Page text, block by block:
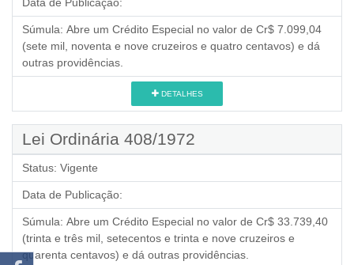
Súmula: Abre um Crédito Especial no valor de Cr$ 7.099,04
(sete mil, noventa e nove cruzeiros e quatro centavos) e dá
outras providências.
DETALHES
Lei Ordinária 408/1972
Status: Vigente
Data de Publicação:
Súmula: Abre um Crédito Especial no valor de Cr$ 33.739,40
(trinta e três mil, setecentos e trinta e nove cruzeiros e
quarenta centavos) e dá outras providências.